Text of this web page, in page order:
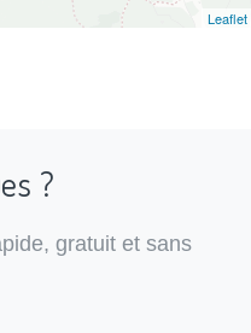
Leaflet
?
gratuit et sans